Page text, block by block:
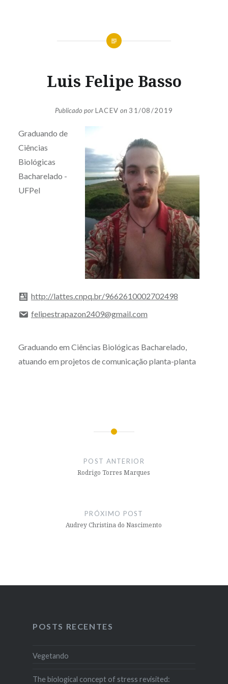
Luis Felipe Basso
Publicado porLACEV on 31/08/2019
Graduando de
Ciências
Biológicas
Bacharelado -
UFPel
http://lattes.cnpq.br/9662610002702498
felipestrapazon2409@gmail.com
Graduando em Ciências Biológicas Bacharelado,
atuando em projetos de comunicação planta-planta
POST ANTERIOR
Rodrigo Torres Marques
PRÓXIMO POST
Audrey Christina do Nascimento
POSTS RECENTES
Vegetando
The biological concept of stress revisited: